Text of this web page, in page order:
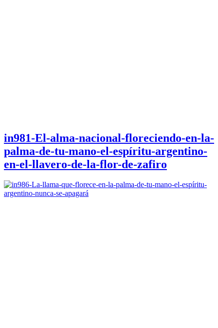
in981-El-alma-nacional-floreciendo-en-la-
palma-de-tu-mano-el-espíritu-argentino-
en-el-llavero-de-la-flor-de-zafiro